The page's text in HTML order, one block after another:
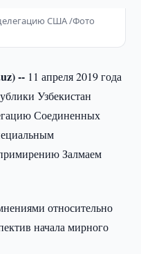
США /Фото
-- 11 апреля 2019 года
Узбекистан
Соединенных
Залмаем
относительно
начала мирного